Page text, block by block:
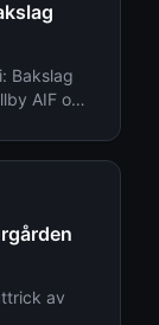
Bakslag
AIF och
av